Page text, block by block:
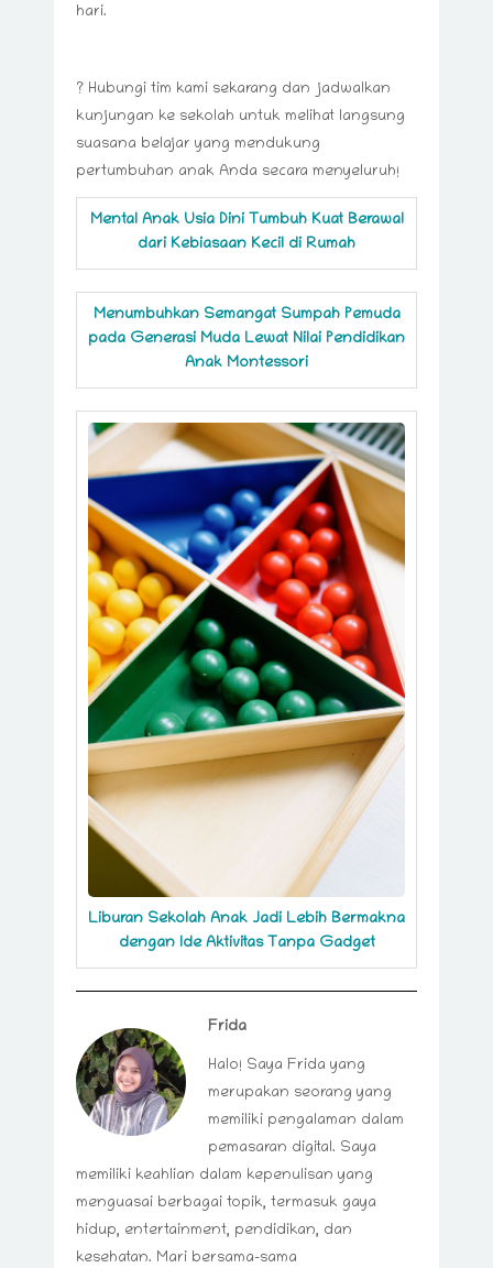
hari.
? Hubungi tim kami sekarang dan jadwalkan
kunjungan ke sekolah untuk melihat langsung
suasana belajar yang mendukung
pertumbuhan anak Anda secara menyeluruh!
Mental Anak Usia Dini Tumbuh Kuat Berawal
dari Kebiasaan Kecil di Rumah
Menumbuhkan Semangat Sumpah Pemuda
pada Generasi Muda Lewat Nilai Pendidikan
Anak Montessori
Liburan Sekolah Anak Jadi Lebih Bermakna
dengan Ide Aktivitas Tanpa Gadget
Frida
Halo! Saya Frida yang
merupakan seorang yang
memiliki pengalaman dalam
pemasaran digital. Saya
memiliki keahlian dalam kepenulisan yang
menguasai berbagai topik, termasuk gaya
hidup, entertainment, pendidikan, dan
kesehatan. Mari bersama-sama